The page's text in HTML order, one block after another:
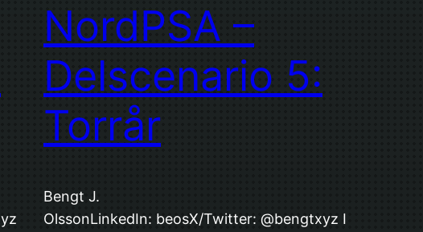
NordPSA –
Delscenario 5:
Torrår
Bengt J.
OlssonLinkedIn: beosX/Twitter: @bengtxyz I